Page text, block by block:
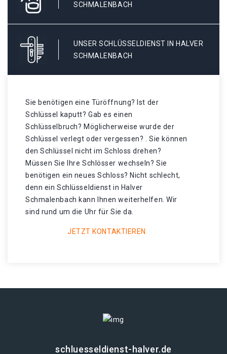
SCHMALENBACH
UNSER SCHLÜSSELDIENST IN HALVER
SCHMALENBACH
Sie benötigen eine Türöffnung? Ist der
Schlüssel kaputt? Gab es einen
Schlüsselbruch? Möglicherweise wurde der
Schlüssel verlegt oder vergessen? . Sie können
den Schlüssel nicht im Schloss drehen?
Müssen Sie Ihre Schlösser wechseln? Sie
benötigen ein neues Schloss? Nicht schlecht,
denn ein Schlüsseldienst in Halver
Schmalenbach kann Ihnen weiterhelfen. Wir
sind rund um die Uhr für Sie da.
JETZT KONTAKTIEREN
schluesseldienst-halver.de